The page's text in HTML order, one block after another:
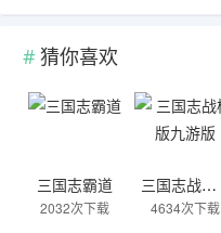
猜你喜欢
三国志霸道
2032次下载
三国志战棋版九游版
4634次下载